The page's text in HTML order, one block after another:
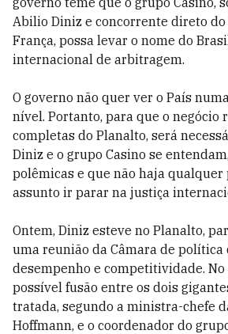
Abilio Diniz e concorrente direto
França, possa levar o nome do
internacional de arbitragem.
O governo não quer ver o País
nível. Portanto, para que o negócio
completas do Planalto, será
Diniz e o grupo Casino se
polêmicas e que não haja
assunto ir parar na justiça
Ontem, Diniz esteve no Planalto,
uma reunião da Câmara de política
desempenho e competitividade. No
possível fusão entre os dois
tratada, segundo a ministra-chefe
Hoffmann, e o coordenador do